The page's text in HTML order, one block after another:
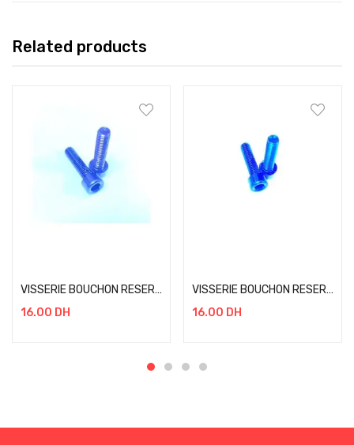
Related products
VISSERIE BOUCHON RESERVOIR PROBOLT M5 20MM NOIR
16.00 DH
VISSERIE BOUCHON RESERVOIR PROBOLT M5 20MM BLEU
16.00 DH